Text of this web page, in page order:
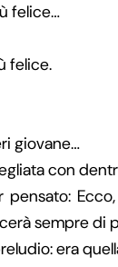
felice…
felice.
giovane…
con
sempre di
era